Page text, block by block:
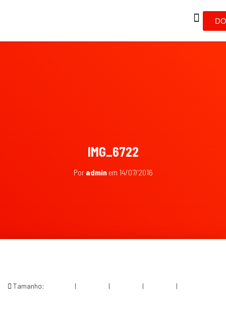
IMG_6722
Por adminem 14/07/2016
Tamanho: | | | |